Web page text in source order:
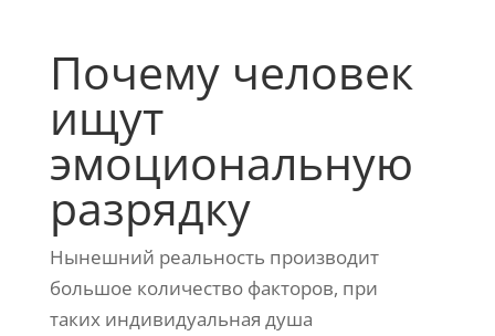
Почему человек
ищут
эмоциональную
разрядку
Нынешний реальность производит
большое количество факторов, при
таких индивидуальная душа